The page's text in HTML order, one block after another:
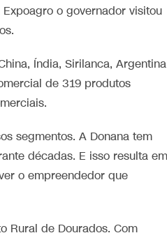
o governador visitou
Índia, Sirilanca, Argentina
de 319 produtos
segmentos. A Donana tem
décadas. E isso resulta em
o empreendedor que
Rural de Dourados. Com